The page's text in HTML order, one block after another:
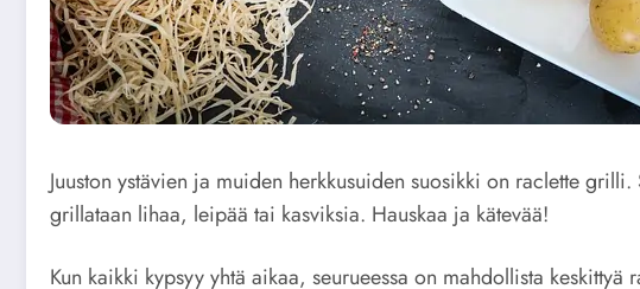
Juuston ystävien ja muiden herkkusuiden suosikki on raclette
grillataan lihaa, leipää tai kasviksia. Hauskaa ja kätevää!
Kun kaikki kypsyy yhtä aikaa, seurueessa on mahdollista